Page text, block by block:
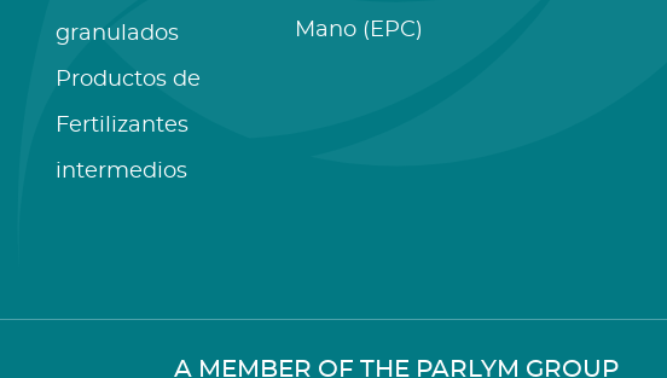
granulados
Productos de
Fertilizantes
intermedios
Mano (EPC)
A MEMBER OF THE PARLYM GROUP